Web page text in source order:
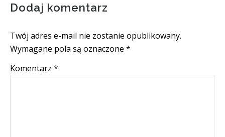
Dodaj komentarz
Twój adres e-mail nie zostanie opublikowany.
Wymagane pola są oznaczone *
Komentarz *